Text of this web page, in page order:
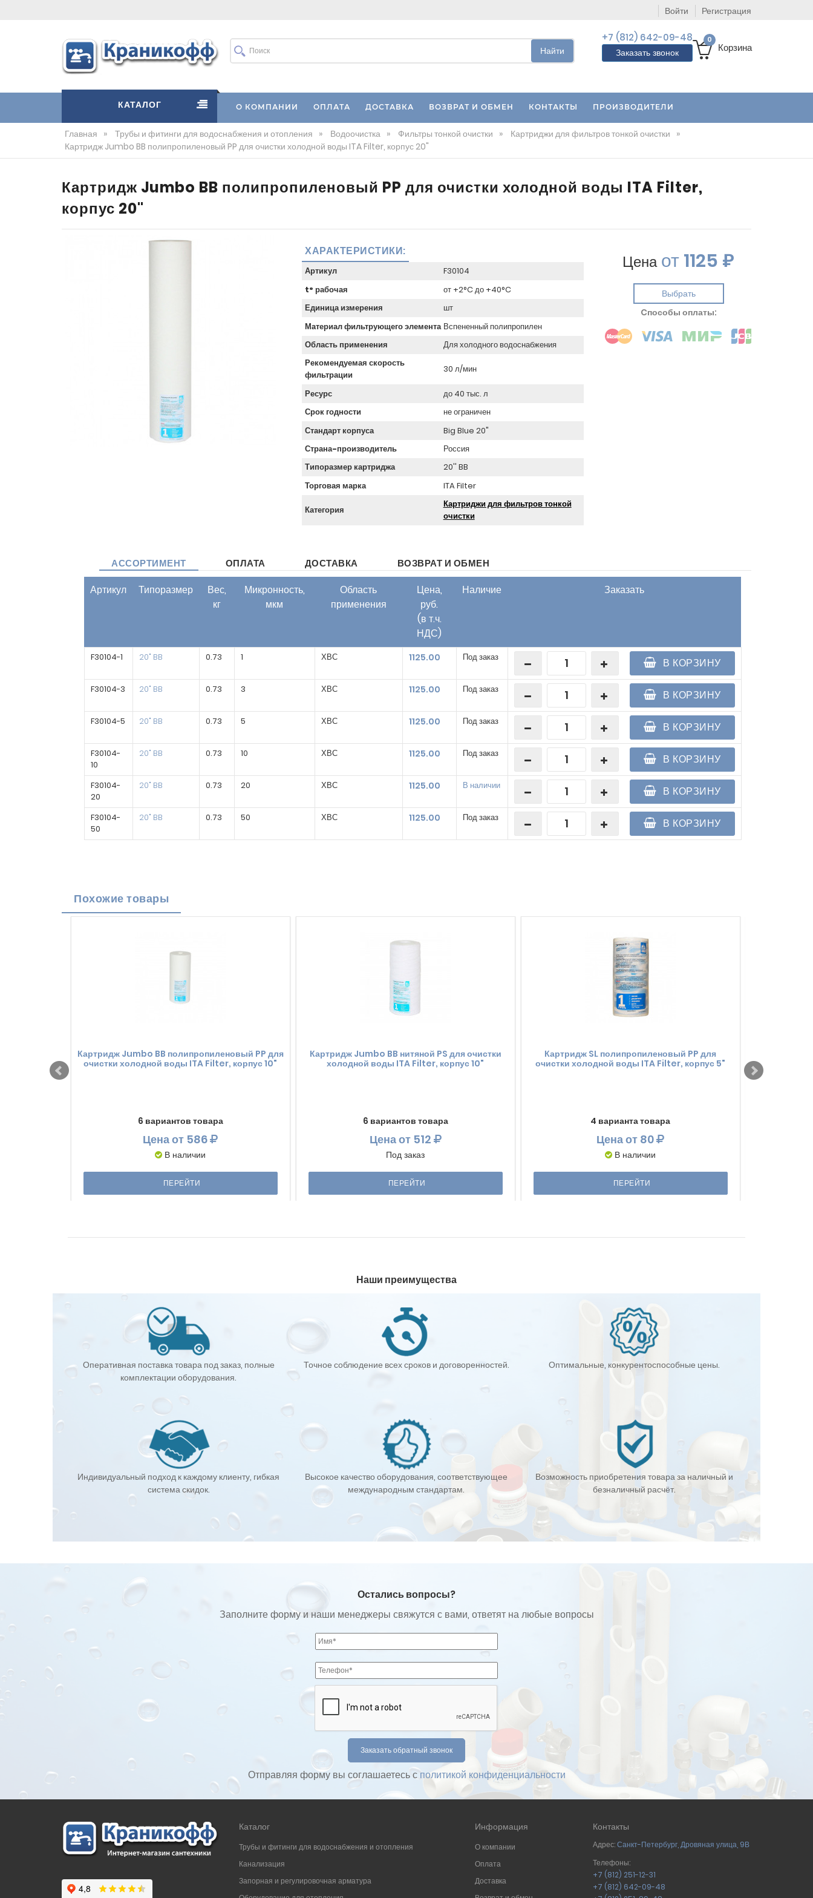
Войти Регистрация
Найти
+7 (812) 642-09-48
Заказать звонок
0
Корзина
КАТАЛОГ О КОМПАНИИ ОПЛАТА ДОСТАВКА ВОЗВРАТ И ОБМЕН КОНТАКТЫ ПРОИЗВОДИТЕЛИ
Главная » Трубы и фитинги для водоснабжения и отопления » Водоочистка » Фильтры тонкой очистки » Картриджи для фильтров тонкой очистки »
Картридж Jumbo BB полипропиленовый PP для очистки холодной воды ITA Filter, корпус 20"
Картридж Jumbo BB полипропиленовый PP для очистки холодной воды ITA Filter,
корпус 20"
ХАРАКТЕРИСТИКИ:
Артикул
F30104
t° рабочая
от +2°C до +40°C
Единица измерения
шт
Материал фильтрующего элемента Вспененный полипропилен
Область применения
Для холодного водоснабжения
Рекомендуемая скорость
фильтрации
30 л/мин
Ресурс
до 40 тыс. л
Срок годности
не ограничен
Стандарт корпуса
Big Blue 20"
Страна-производитель
Россия
Типоразмер картриджа
20'' BB
Торговая марка
ITA Filter
Категория
Картриджи для фильтров тонкой
очистки
Ценаот1125 ₽
Выбрать
Cпособы оплаты:
АССОРТИМЕНТ ОПЛАТА ДОСТАВКА ВОЗВРАТ И ОБМЕН
Артикул Типоразмер
Вес,
кг
Микронность,
мкм
Область
применения
Цена,
руб.
(в т.ч.
НДС)
Наличие Заказать
F30104-1 20" BB 0.73 1 ХВС 1125.00 Под заказ В КОРЗИНУ
F30104-3 20" BB 0.73 3 ХВС 1125.00 Под заказ В КОРЗИНУ
F30104-5 20" BB 0.73 5 ХВС 1125.00 Под заказ В КОРЗИНУ
F30104-
10
20" BB 0.73 10 ХВС 1125.00 Под заказ В КОРЗИНУ
F30104-
20
20" BB 0.73 20 ХВС 1125.00 В наличии В КОРЗИНУ
F30104-
50
20" BB 0.73 50 ХВС 1125.00 Под заказ В КОРЗИНУ
Похожие товары
Картридж Jumbo BB полипропиленовый PP для
очистки холодной воды ITA Filter, корпус 10"
6 вариантов товара
Ценаот 586
В наличии
ПЕРЕЙТИ
Картридж Jumbo BB нитяной PS для очистки
холодной воды ITA Filter, корпус 10"
6 вариантов товара
Ценаот 512
Под заказ
ПЕРЕЙТИ
Картридж SL полипропиленовый PP для
очистки холодной воды ITA Filter, корпус 5"
4 варианта товара
Ценаот 80
В наличии
ПЕРЕЙТИ
очистки
Наши преимущества
Оперативная поставка товара под заказ, полные
комплектации оборудования.
Точное соблюдение всех сроков и договоренностей. Оптимальные, конкурентоспособные цены.
Индивидуальный подход к каждому клиенту, гибкая
система скидок.
Высокое качество оборудования, соответствующее
международным стандартам.
Возможность приобретения товара за наличный и
безналичный расчёт.
Остались вопросы?
Заполните форму и наши менеджеры свяжутся с вами, ответят на любые вопросы
Отправляя форму вы соглашаетесь с политикой конфиденциальности
Каталог
Трубы и фитинги для водоснабжения и отопления
Канализация
Запорная и регулировочная арматура
Информация
О компании
Оплата
Доставка
Контакты
Адрес:Санкт-Петербург, Дровяная улица, 9В
Телефоны:
+7 (812) 251-12-31
+7 (812) 642-09-48